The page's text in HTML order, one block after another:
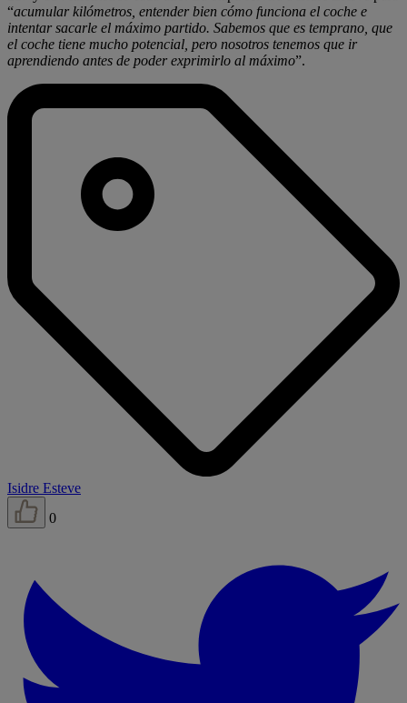
“acumular kilómetros, entender bien cómo funciona el coche e
intentar sacarle el máximo partido. Sabemos que es temprano, que
el coche tiene mucho potencial, pero nosotros tenemos que ir
aprendiendo antes de poder exprimirlo al máximo”.
Isidre Esteve
0